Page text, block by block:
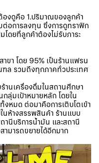
องดูคือ 1.ปริมาณของลูกค้า
ต่อการลงทุน ซึ่งการดูทราฟิก
โดยที่ลูกค้าต้องไม่รับภาระ
ขา โดย 95% เป็นร้านแฟรน
ล รวมถึงทุกภาคทั่วประเทศ
านเครื่องดื่มในสถานศึกษา
กลุ่มเป้าหมายหลัก โดยใน
หมด ต่อมาคือการเติบโตเข้า
นห้างสรรพสินค้า ร้านแบบ
านีบริการน้ำมัน และสถานี
ามารถขยายได้อีกมาก